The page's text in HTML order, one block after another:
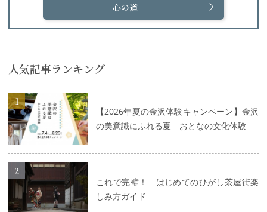
心の道
人気記事ランキング
【2026年夏の金沢体験キャンペーン】金沢
の美意識にふれる夏 おとなの文化体験
詳細はこちら
これで完璧！ はじめてのひがし茶屋街楽
しみ方ガイド
詳細はこちら